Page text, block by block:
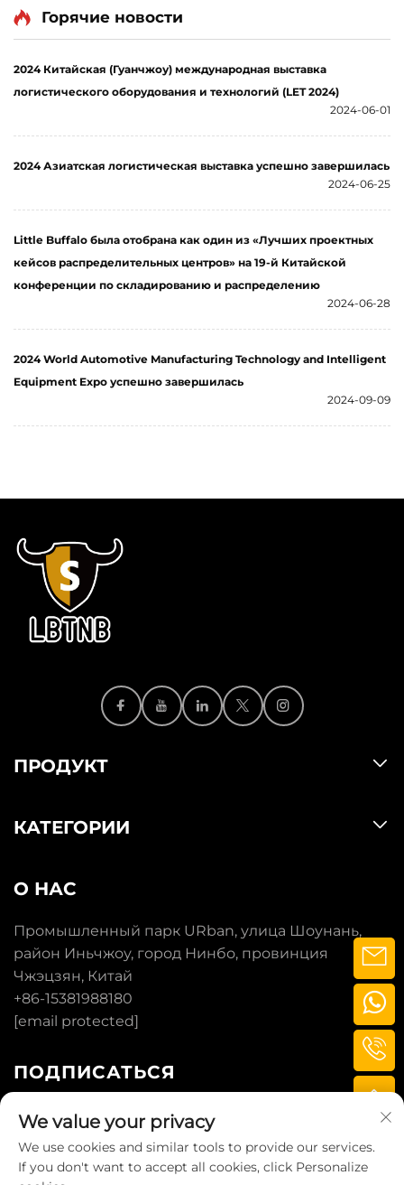
Горячие новости
2024 Китайская (Гуанчжоу) международная выставка
логистического оборудования и технологий (LET 2024)
2024-06-01
2024 Азиатская логистическая выставка успешно завершилась
2024-06-25
Little Buffalo была отобрана как один из «Лучших проектных
кейсов распределительных центров» на 19-й Китайской
конференции по складированию и распределению
2024-06-28
2024 World Automotive Manufacturing Technology and Intelligent
Equipment Expo успешно завершилась
2024-09-09
ПРОДУКТ
КАТЕГОРИИ
О НАС
Промышленный парк URban, улица Шоунань,
район Иньчжоу, город Нинбо, провинция
Чжэцзян, Китай
+86-15381988180
[email protected]
ПОДПИСАТЬСЯ
We value your privacy
We use cookies and similar tools to provide our services.
If you don't want to accept all cookies, click Personalize